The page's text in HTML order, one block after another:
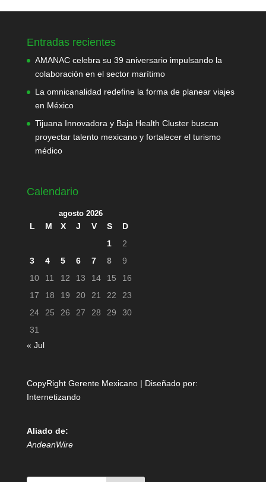
Entradas recientes
AMANAC celebra su 39 aniversario impulsando la
colaboración en el sector marítimo
La omnicanalidad redefine la forma de planear viajes
en México
Tijuana Innovadora y Baja Health Cluster buscan
proyectar talento mexicano y fortalecer el turismo
médico
Calendario
agosto 2026
L M X J V S
D
1
2
3
4 5 6 7 8
9
10
11 12 13 14 15
16
17
18 19 20 21 22
23
24
25 26 27 28 29
30
31
« Jul
CopyRight Gerente Mexicano | Diseñado por:
Internetizando
Aliado de:
AndeanWire